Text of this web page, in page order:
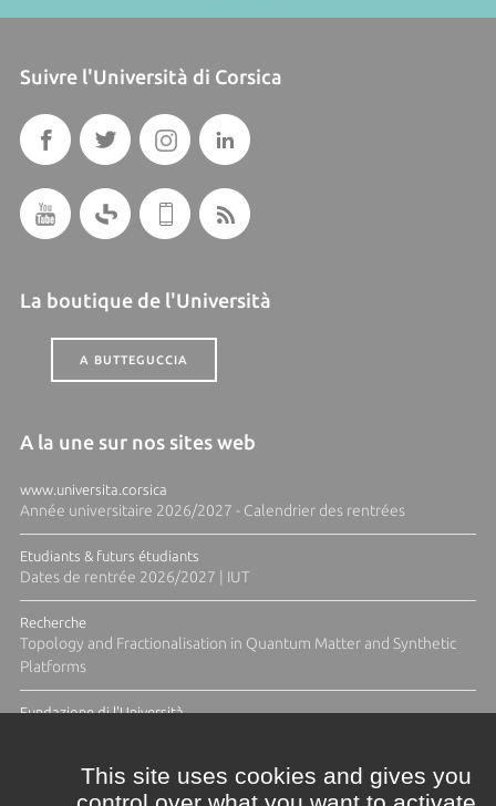
Suivre l'Università di Corsica
La boutique de l'Università
A BUTTEGUCCIA
A la une sur nos sites web
www.universita.corsica
Année universitaire 2026/2027 - Calendrier des rentrées
Etudiants & futurs étudiants
Dates de rentrée 2026/2027 | IUT
Recherche
Topology and Fractionalisation in Quantum Matter and Synthetic
Platforms
Fundazione di l'Università
This site uses cookies and gives you